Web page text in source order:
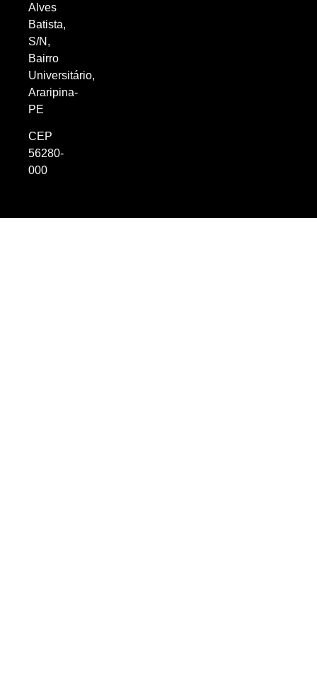
Alves
Batista,
S/N,
Bairro
Universitário,
Araripina-
PE
CEP
56280-
000